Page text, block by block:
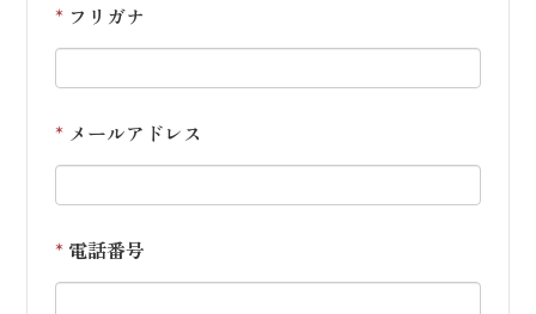
* フリガナ
* メールアドレス
* 電話番号